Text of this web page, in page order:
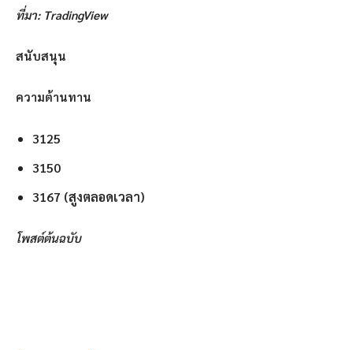
ที่มา: TradingView
สนับสนุน
ความต้านทาน
3125
3150
3167 (สูงตลอดเวลา)
โพสต์ต้นฉบับ